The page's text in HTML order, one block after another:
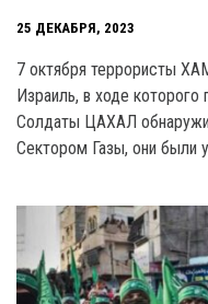
25 ДЕКАБРЯ, 2023
7 октября террористы
Израиль, в ходе которого
Солдаты ЦАХАЛ
Сектором Газы, они были